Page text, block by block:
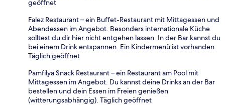
geöffnet
Falez Restaurant – ein Buffet-Restaurant mit Mittagessen und
Abendessen im Angebot. Besonders internationale Küche
solltest du dir hier nicht entgehen lassen. In der Bar kannst du
bei einem Drink entspannen. Ein Kindermenü ist vorhanden.
Täglich geöffnet
Pamfilya Snack Restaurant – ein Restaurant am Pool mit
Mittagessen im Angebot. Du kannst deine Drinks an der Bar
bestellen und dein Essen im Freien genießen
(witterungsabhängig). Täglich geöffnet